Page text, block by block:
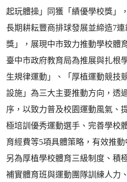
起玩體操」同獲「績優學校獎」
長期耕耘豐商排球發展並締造7
獎」，展現中市致力推動學校體
臺中市政府教育局為推展與扎根
生規律運動」、「厚植運動競技
設施」為三大主要推動方向，透
序，以致力普及校園運動風氣、
極培訓優秀運動選手、完善學校
育經費等5項具體策略，有效推
另為厚植學校體育三級制度、積
補實體育班與運動團隊訓練人力